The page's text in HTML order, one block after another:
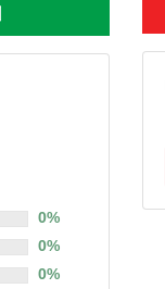
0%
0%
0%